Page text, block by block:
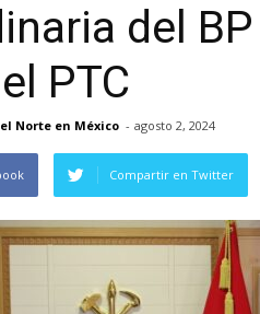
del
PTC
Norte en México - agosto 2, 2024
Compartir en Twitter